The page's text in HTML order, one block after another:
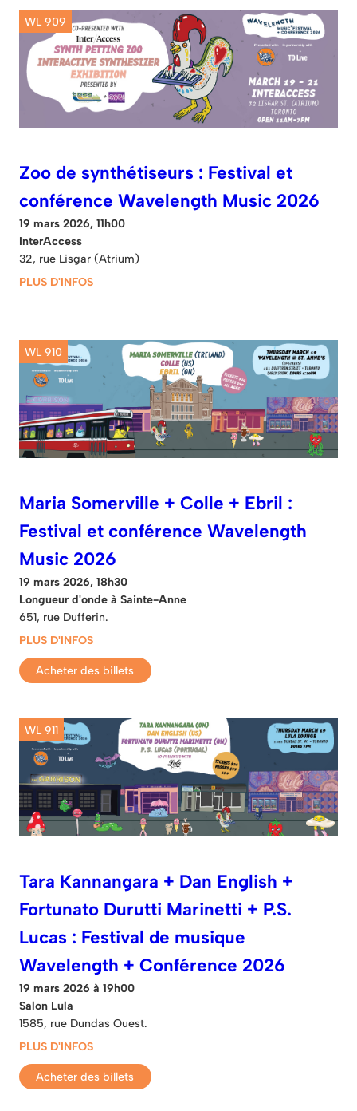
WL 909
Zoo de synthétiseurs : Festival et
conférence Wavelength Music 2026
19 mars 2026, 11h00
InterAccess
32, rue Lisgar (Atrium)
PLUS D'INFOS
WL 910
Maria Somerville + Colle + Ebril :
Festival et conférence Wavelength
Music 2026
19 mars 2026, 18h30
Longueur d'onde à Sainte-Anne
651, rue Dufferin.
PLUS D'INFOS
Acheter des billets
WL 911
Tara Kannangara + Dan English +
Fortunato Durutti Marinetti + P.S.
Lucas : Festival de musique
Wavelength + Conférence 2026
19 mars 2026 à 19h00
Salon Lula
1585, rue Dundas Ouest.
PLUS D'INFOS
Acheter des billets